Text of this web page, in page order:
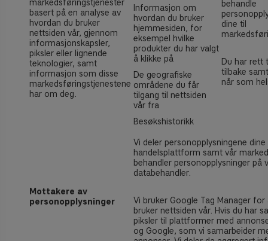
markedsføringstjenester
basert på en analyse av
hvordan du bruker
nettsiden vår, gjennom
informasjonskapsler,
piksler eller lignende
teknologier, samt
informasjon som disse
markedsføringstjenestene
har om deg.
Informasjon om
hvordan du bruker
hjemmesiden, for
eksempel hvilke
produkter du har valgt
å klikke på
De geografiske
områdene du får
tilgang til nettsiden
vår fra
Besøkshistorikk
behandle
dine til
Du har rett
tilbake
når som
Mottakere av
personopplysninger
Vi deler personopplysningene
handelsplattform samt vår
behandler personopplysninger på
databehandler.
Vi bruker Google Tag Manager
bruker nettsiden vår. Hvis du har
piksler til plattformer med
og Google, som vi samarbeider